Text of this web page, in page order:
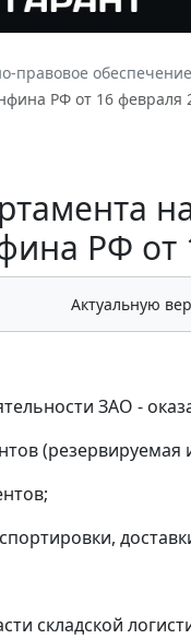
правовое обеспечение
РФ от 16 февраля
РФ от
Актуальную
ЗАО -
складской